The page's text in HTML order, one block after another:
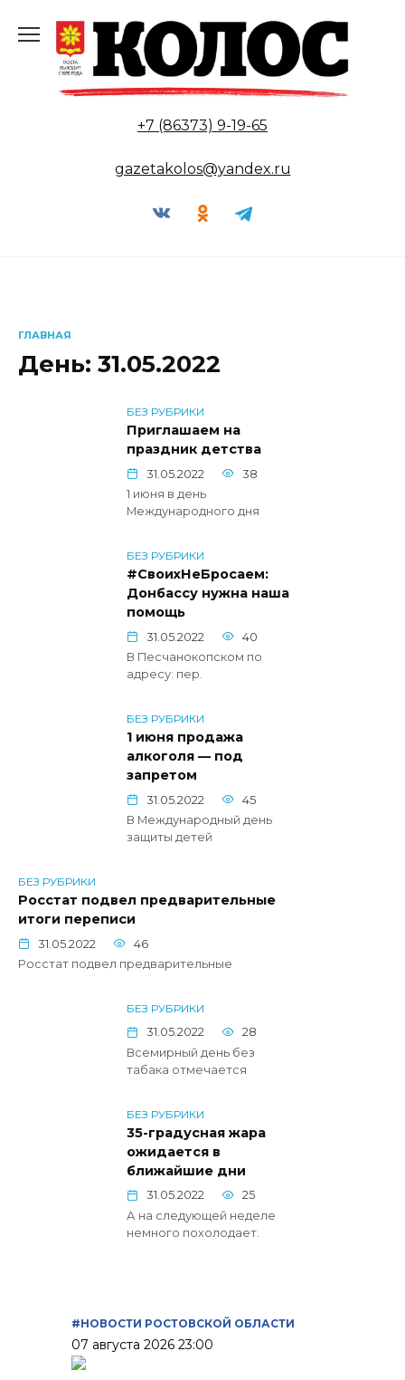
содержанию
+7 (86373) 9-19-65
gazetakolos@yandex.ru
ГЛАВНАЯ
День: 31.05.2022
БЕЗ РУБРИКИ
Приглашаем на
праздник детства
31.05.2022
38
1 июня в день
Международного дня
БЕЗ РУБРИКИ
#СвоихНеБросаем:
Донбассу нужна наша
помощь
31.05.2022
40
В Песчанокопском по
адресу: пер.
БЕЗ РУБРИКИ
1 июня продажа
алкоголя — под
запретом
31.05.2022
45
В Международный день
защиты детей
БЕЗ РУБРИКИ
Росстат подвел предварительные
итоги переписи
31.05.2022
46
Росстат подвел предварительные
БЕЗ РУБРИКИ
31.05.2022
28
Всемирный день без
табака отмечается
БЕЗ РУБРИКИ
35-градусная жара
ожидается в
ближайшие дни
31.05.2022
25
А на следующей неделе
немного похолодает.
#НОВОСТИ РОСТОВСКОЙ ОБЛАСТИ
07 августа 2026 23:00